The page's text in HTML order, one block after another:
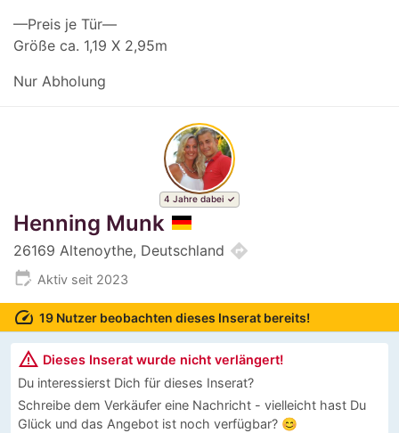
—Preis je Tür—
Größe ca. 1,19 X 2,95m
Nur Abholung
4 Jahre dabei
Henning Munk
26169 Altenoythe, Deutschland directions
edit_calendar Aktiv seit 2023
speed 19 Nutzer beobachten dieses Inserat bereits!
warning_amber Dieses Inserat wurde nicht verlängert!
Du interessierst Dich für dieses Inserat?
Schreibe dem Verkäufer eine Nachricht - vielleicht hast Du
Glück und das Angebot ist noch verfügbar? 😊